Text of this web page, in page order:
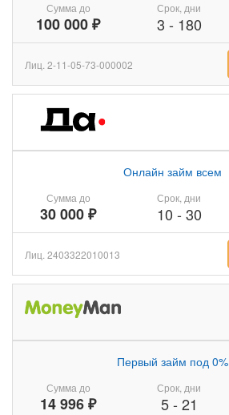
Сумма до
100 000 ₽
Срок, дни
3 - 180
Лиц. 2-11-05-73-000002
Сумма до
30 000 ₽
Онлайн займ всем
Срок, дни
10 - 30
Лиц. 2403322010013
Сумма до
14 996 ₽
Первый займ под 0%
Срок, дни
5- 21